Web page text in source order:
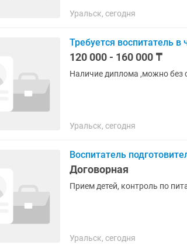
Уральск, сегодня
Требуется воспитатель в
120 000 - 160 000 ₸
Наличие диплома ,можно без
Уральск, сегодня
Воспитатель
Договорная
Прием детей, контроль по
Уральск, сегодня